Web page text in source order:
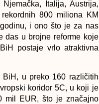
Italija, Austrija,
800 miliona KM
i ono što je za nas
das u brojne reforme koje
postaje vrlo atraktivna
u preko 160 različitih
koridor 5C, u koji je
mil EUR, što je značajno